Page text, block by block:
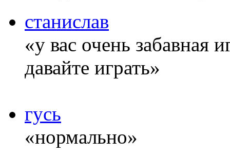
станислав
«у вас очень забавная
давайте играть»
гусь
«нормально»